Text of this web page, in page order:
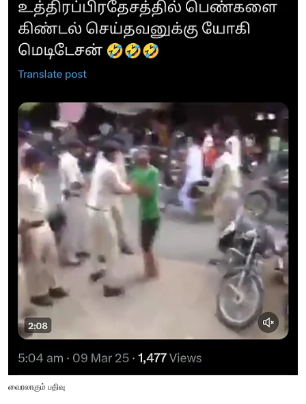
வைரலாகும் பதிவு